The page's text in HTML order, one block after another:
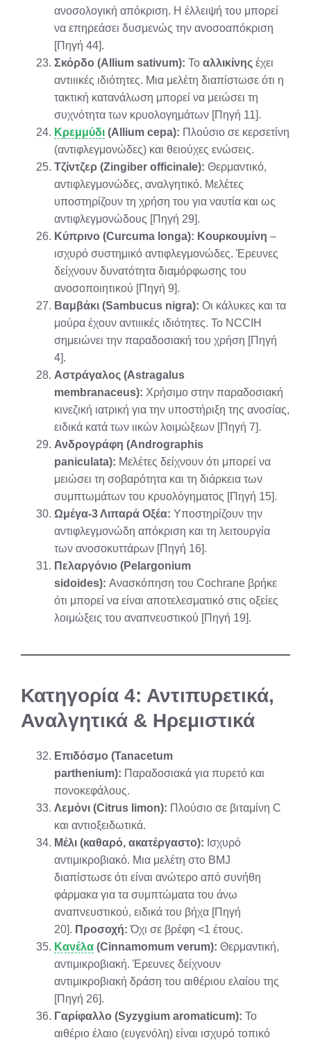
ανοσολογική απόκριση. Η έλλειψή του μπορεί
να επηρεάσει δυσμενώς την ανοσοαπόκριση
[Πηγή 44].
Σκόρδο (Allium sativum): Το αλλικίνης έχει
αντιιικές ιδιότητες. Μια μελέτη διαπίστωσε ότι η
τακτική κατανάλωση μπορεί να μειώσει τη
συχνότητα των κρυολογημάτων [Πηγή 11].
Κρεμμύδι (Allium cepa): Πλούσιο σε κερσετίνη
(αντιφλεγμονώδες) και θειούχες ενώσεις.
Τζίντζερ (Zingiber officinale): Θερμαντικό,
αντιφλεγμονώδες, αναλγητικό. Μελέτες
υποστηρίζουν τη χρήση του για ναυτία και ως
αντιφλεγμονώδους [Πηγή 29].
Κύπρινο (Curcuma longa): Κουρκουμίνη –
ισχυρό συστημικό αντιφλεγμονώδες. Έρευνες
δείχνουν δυνατότητα διαμόρφωσης του
ανοσοποιητικού [Πηγή 9].
Βαμβάκι (Sambucus nigra): Οι κάλυκες και τα
μούρα έχουν αντιιικές ιδιότητες. Το NCCIH
σημειώνει την παραδοσιακή του χρήση [Πηγή
4].
Αστράγαλος (Astragalus
membranaceus): Χρήσιμο στην παραδοσιακή
κινεζική ιατρική για την υποστήριξη της ανοσίας,
ειδικά κατά των ιικών λοιμώξεων [Πηγή 7].
Ανδρογράφη (Andrographis
paniculata): Μελέτες δείχνουν ότι μπορεί να
μειώσει τη σοβαρότητα και τη διάρκεια των
συμπτωμάτων του κρυολόγηματος [Πηγή 15].
Ωμέγα-3 Λιπαρά Οξέα: Υποστηρίζουν την
αντιφλεγμονώδη απόκριση και τη λειτουργία
των ανοσοκυττάρων [Πηγή 16].
Πελαργόνιο (Pelargonium
sidoides): Ανασκόπηση του Cochrane βρήκε
ότι μπορεί να είναι αποτελεσματικό στις οξείες
λοιμώξεις του αναπνευστικού [Πηγή 19].
Κατηγορία 4: Αντιπυρετικά,
Αναλγητικά & Ηρεμιστικά
Επιδόσμο (Tanacetum
parthenium): Παραδοσιακά για πυρετό και
πονοκεφάλους.
Λεμόνι (Citrus limon): Πλούσιο σε βιταμίνη C
και αντιοξειδωτικά.
Μέλι (καθαρό, ακατέργαστο): Ισχυρό
αντιμικροβιακό. Μια μελέτη στο BMJ
διαπίστωσε ότι είναι ανώτερο από συνήθη
φάρμακα για τα συμπτώματα του άνω
αναπνευστικού, ειδικά του βήχα [Πηγή
20]. Προσοχή: Όχι σε βρέφη <1 έτους.
Κανέλα (Cinnamomum verum): Θερμαντική,
αντιμικροβιακή. Έρευνες δείχνουν
αντιμικροβιακή δράση του αιθέριου ελαίου της
[Πηγή 26].
Γαρίφαλλο (Syzygium aromaticum): Το
αιθέριο έλαιο (ευγενόλη) είναι ισχυρό τοπικό